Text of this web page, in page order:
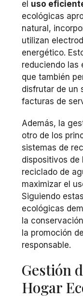
el uso
ecológicas
natural,
utilizan
energético.
reduciendo las
que también
disfrutar de un
facturas de
Además, la
otro de los
sistemas de
dispositivos de
reciclado de
maximizar el
Siguiendo
ecológicas
la
la promoción
responsable.
Gestión
Hogar